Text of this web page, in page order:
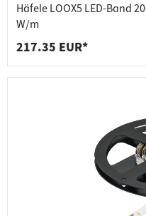
Häfele LOOX5 LED-Band
W/m
217.35 EUR*